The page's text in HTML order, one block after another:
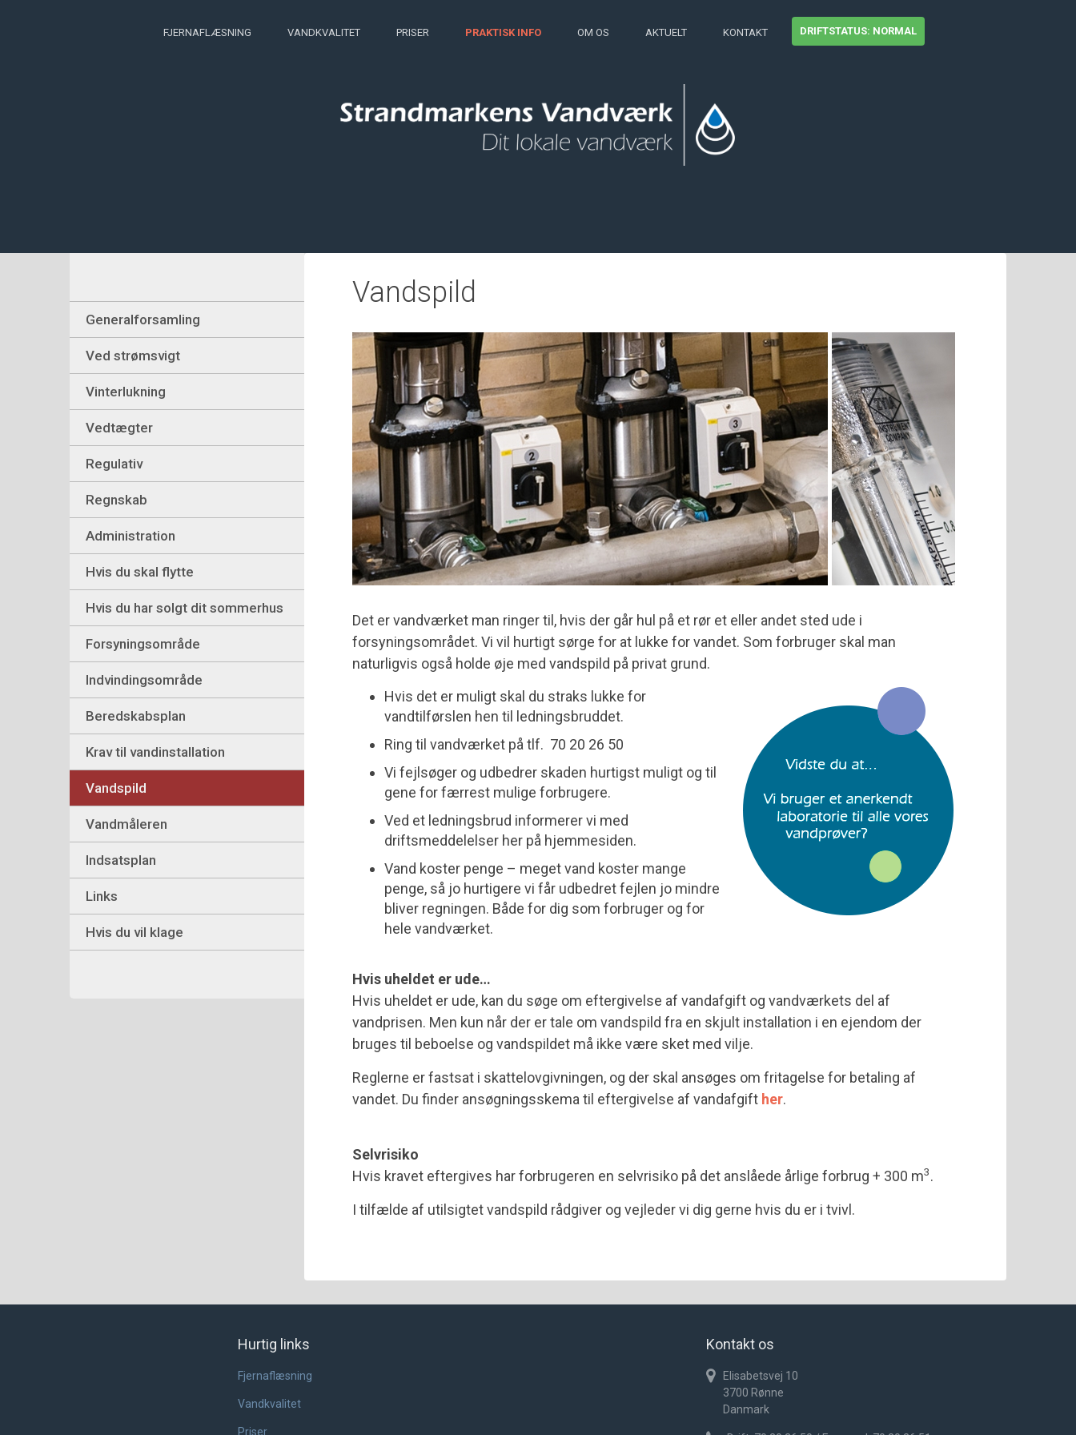
FJERNAFLÆSNING VANDKVALITET PRISER PRAKTISK INFO OM OS AKTUELT KONTAKT DRIFTSTATUS: NORMAL
Generalforsamling
Ved strømsvigt
Vinterlukning
Vedtægter
Regulativ
Regnskab
Administration
Hvis du skal flytte
Hvis du har solgt dit sommerhus
Forsyningsområde
Indvindingsområde
Beredskabsplan
Krav til vandinstallation
Vandspild
Vandmåleren
Indsatsplan
Links
Hvis du vil klage
Vandspild
Det er vandværket man ringer til, hvis der går hul på et rør et eller andet sted ude i
forsyningsområdet. Vi vil hurtigt sørge for at lukke for vandet. Som forbruger skal man
naturligvis også holde øje med vandspild på privat grund.
Hvis det er muligt skal du straks lukke for
vandtilførslen hen til ledningsbruddet.
Ring til vandværket på tlf. 70 20 26 50
Vi fejlsøger og udbedrer skaden hurtigst muligt og til
gene for færrest mulige forbrugere.
Ved et ledningsbrud informerer vi med
driftsmeddelelser her på hjemmesiden.
Vand koster penge – meget vand koster mange
penge, så jo hurtigere vi får udbedret fejlen jo mindre
bliver regningen. Både for dig som forbruger og for
hele vandværket.
Hvis uheldet er ude…
Hvis uheldet er ude, kan du søge om eftergivelse af vandafgift og vandværkets del af
vandprisen. Men kun når der er tale om vandspild fra en skjult installation i en ejendom der
bruges til beboelse og vandspildet må ikke være sket med vilje.
Reglerne er fastsat i skattelovgivningen, og der skal ansøges om fritagelse for betaling af
vandet. Du finder ansøgningsskema til eftergivelse af vandafgift her.
Selvrisiko
Hvis kravet eftergives har forbrugeren en selvrisiko på det anslåede årlige forbrug + 300 m3.
I tilfælde af utilsigtet vandspild rådgiver og vejleder vi dig gerne hvis du er i tvivl.
Hurtig links
Fjernaflæsning
Vandkvalitet
Priser
Kontakt os
Elisabetsvej 10
3700 Rønne
Danmark